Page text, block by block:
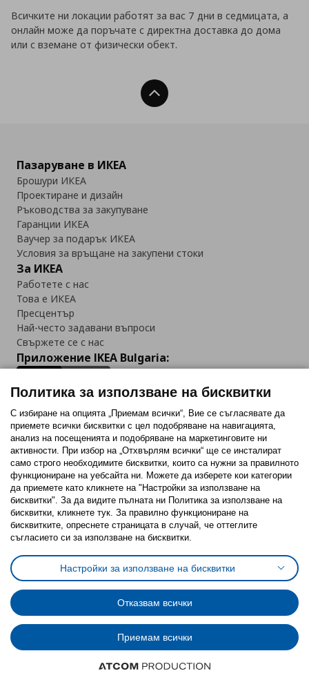
Всичките ни локации работят за вас 7 дни в седмицата, а
онлайн може да поръчате с директна доставка до дома
или с вземане от физически обект.
Нагоре
Пазаруване в ИКЕА
Брошури ИКЕА
Проектиране и дизайн
Ръководства за закупуване
Гаранции ИКЕА
Ваучер за подарък ИКЕА
Условия за връщане на закупени стоки
За ИКЕА
Работете с нас
Това е ИКЕА
Пресцентър
Най-често задавани въпроси
Свържете се с нас
Приложение IKEA Bulgaria:
Последвайте ни:
FacebookTwitterYoutubePinterestInstagram
Политика за използване на бисквитки (Cookies)
Избор на настройки за използване на бисквитки
Условия за ползване на ikea.bgОбща политика за личните данни
Политика за защита на личните данни на ikea.bg
Общи условия на програма IKEA Family
Политика за защита на лични данни на програма IKEA Family
© Inter-IKEA Systems B.V. 1999 - 2025
Политика за използване на бисквитки
С избиране на опцията „Приемам всички“, Вие се съгласявате да
приемете всички бисквитки с цел подобряване на навигацията,
анализ на посещенията и подобряване на маркетинговите ни
активности. При избор на „Отхвърлям всички“ ще се инсталират
само строго необходимитe бисквитки, които са нужни за правилното
функциониране на уебсайта ни. Можете да изберете кои категории
да приемете като кликнете на "Настройки за използване на
бисквитки". За да видите пълната ни Политика за използване на
бисквитки, кликнете тук. За правилно функциониране на
бисквитките, опреснете страницата в случай, че оттеглите
съгласието си за използване на бисквитки.
Настройки за използване на бисквитки
Отказвам всички
Приемам всички